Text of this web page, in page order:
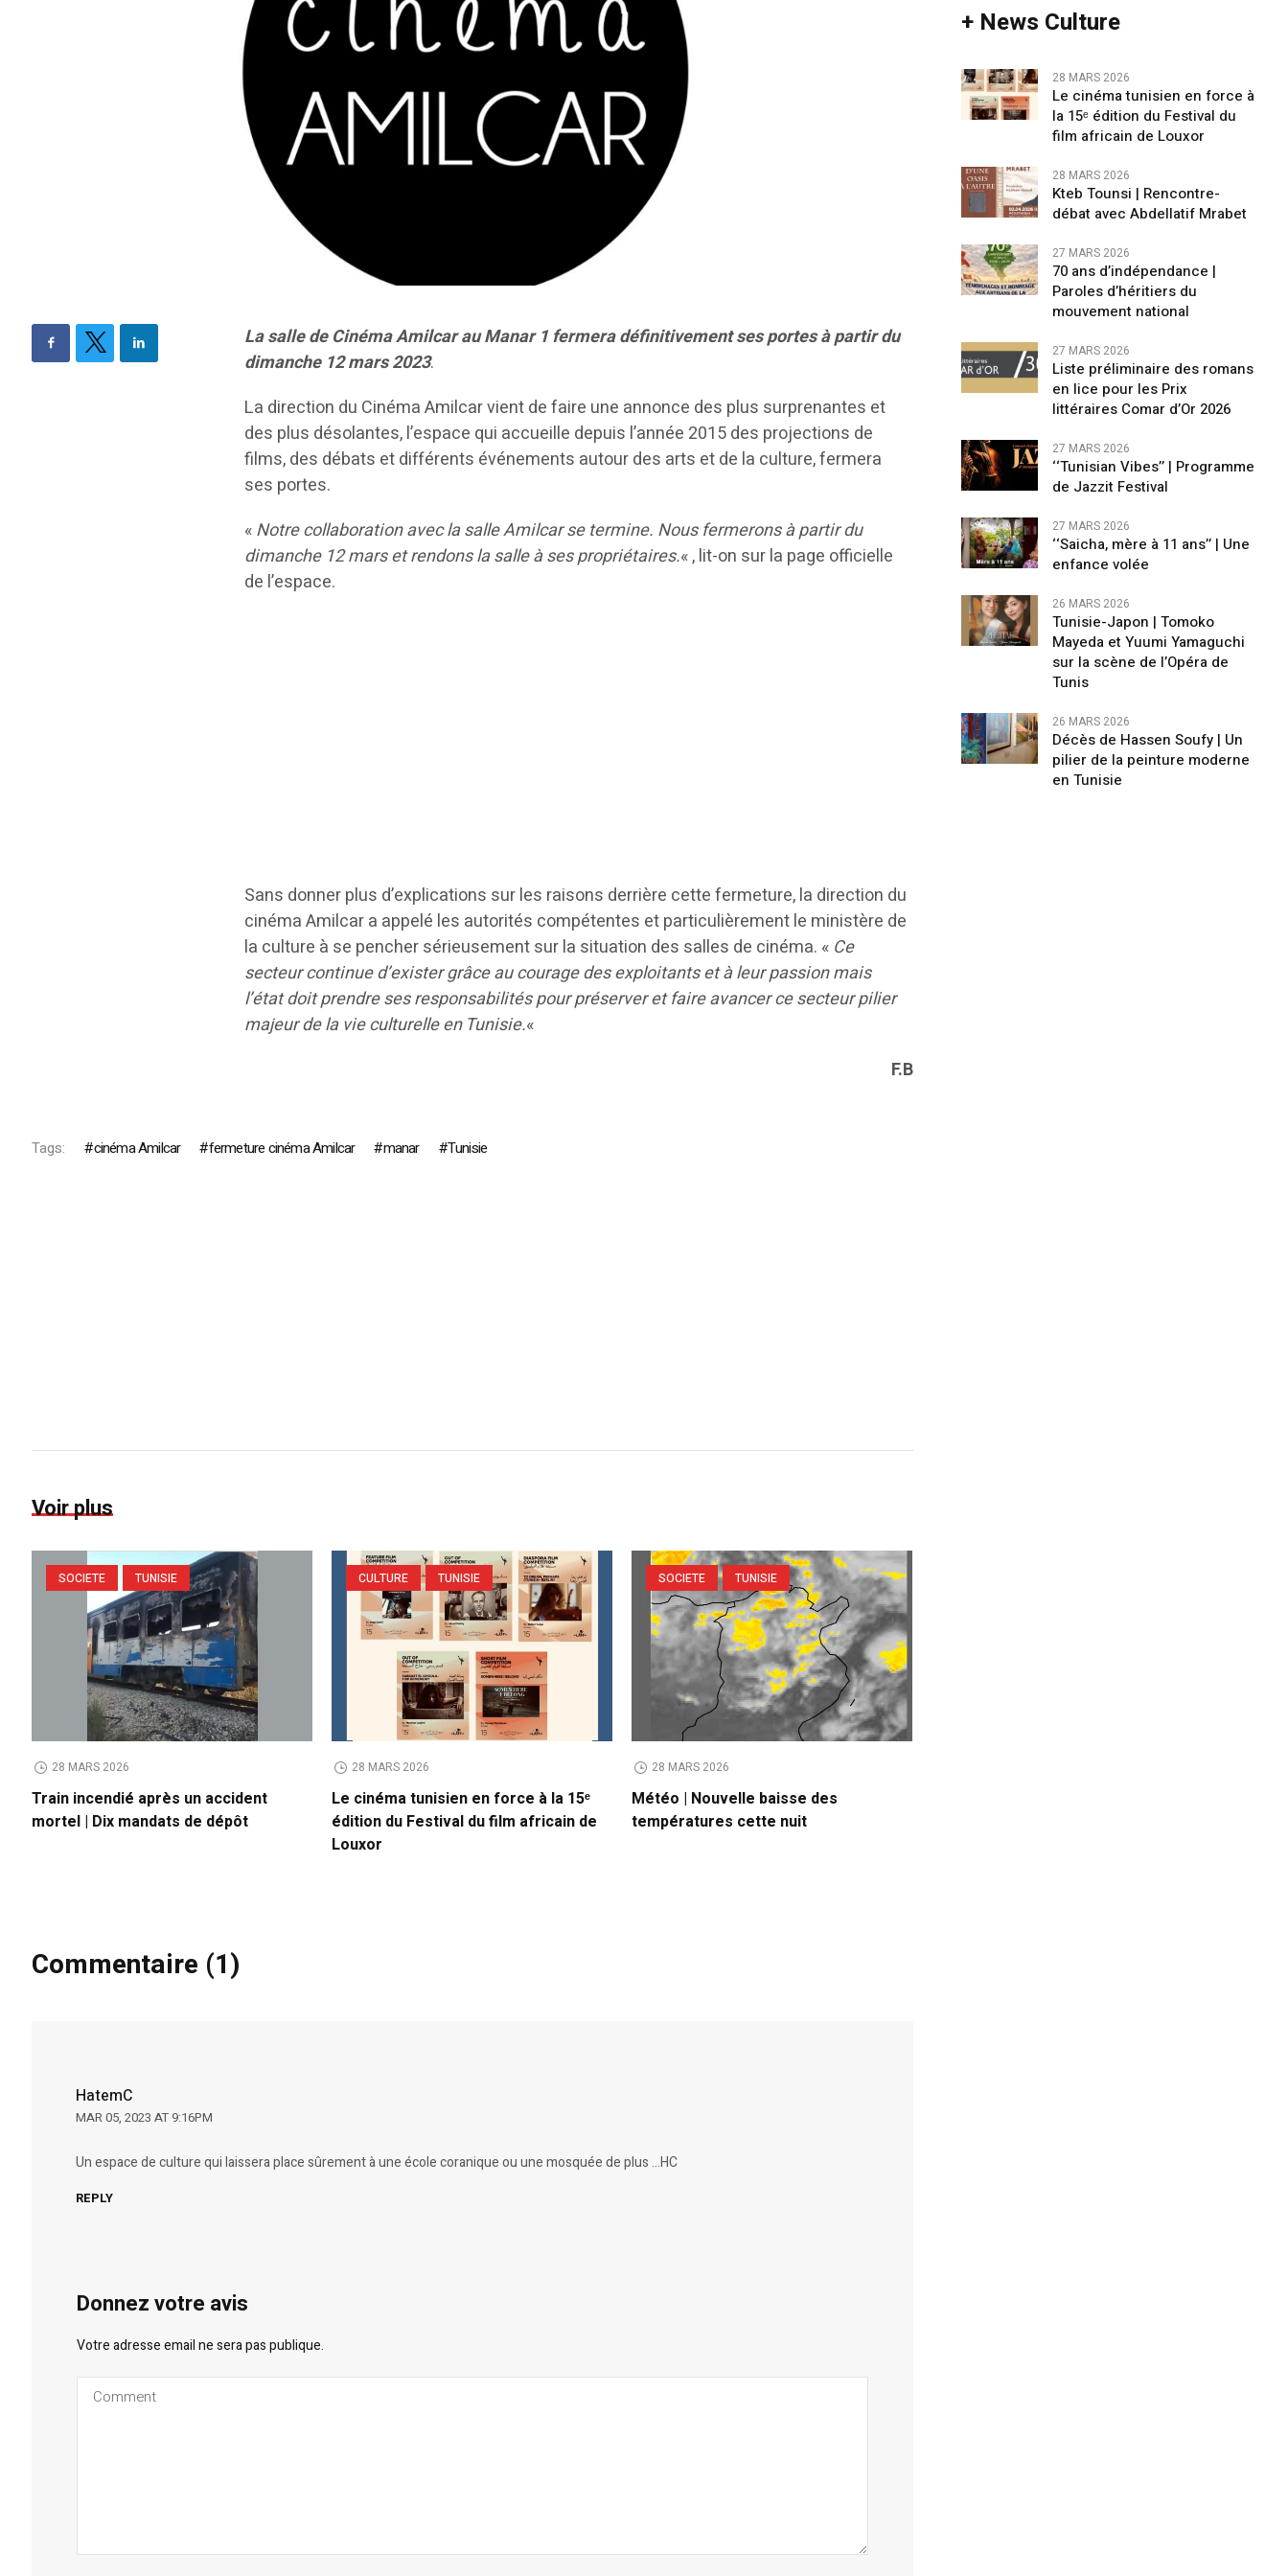
La salle de Cinéma Amilcar au Manar 1 fermera définitivement ses portes à partir du
dimanche 12 mars 2023.
La direction du Cinéma Amilcar vient de faire une annonce des plus surprenantes et
des plus désolantes, l’espace qui accueille depuis l’année 2015 des projections de
films, des débats et différents événements autour des arts et de la culture, fermera
ses portes.
«Notre collaboration avec la salle Amilcar se termine. Nous fermerons à partir du
dimanche 12 mars et rendons la salle à ses propriétaires.« , lit-on sur la page officielle
de l’espace.
Sans donner plus d’explications sur les raisons derrière cette fermeture, la direction du
cinéma Amilcar a appelé les autorités compétentes et particulièrement le ministère de
la culture à se pencher sérieusement sur la situation des salles de cinéma. « Ce
secteur continue d’exister grâce au courage des exploitants et à leur passion mais
l’état doit prendre ses responsabilités pour préserver et faire avancer ce secteur pilier
majeur de la vie culturelle en Tunisie.«
F.B
Tags: cinéma Amilcar fermeture cinéma Amilcar manar Tunisie
Voir plus
SOCIETE TUNISIE
28 MARS 2026
Train incendié après un accident
mortel | Dix mandats de dépôt
CULTURE TUNISIE
28 MARS 2026
Le cinéma tunisien en force à la 15ᵉ
édition du Festival du film africain de
Louxor
SOCIETE TUNISIE
28 MARS 2026
Météo | Nouvelle baisse des
températures cette nuit
Commentaire (1)
HatemC
MAR 05, 2023 AT 9:16PM
Un espace de culture qui laissera place sûrement à une école coranique ou une mosquée de plus …HC
REPLY
Donnez votre avis
Votre adresse email ne sera pas publique.
+ News Culture
28 MARS 2026
Le cinéma tunisien en force à
la 15ᵉ édition du Festival du
film africain de Louxor
28 MARS 2026
Kteb Tounsi | Rencontre-
débat avec Abdellatif Mrabet
27 MARS 2026
70 ans d’indépendance |
Paroles d’héritiers du
mouvement national
27 MARS 2026
Liste préliminaire des romans
en lice pour les Prix
littéraires Comar d’Or 2026
27 MARS 2026
‘‘Tunisian Vibes’’ | Programme
de Jazzit Festival
27 MARS 2026
‘‘Saicha, mère à 11 ans’’ | Une
enfance volée
26 MARS 2026
Tunisie-Japon | Tomoko
Mayeda et Yuumi Yamaguchi
sur la scène de l’Opéra de
Tunis
26 MARS 2026
Décès de Hassen Soufy | Un
pilier de la peinture moderne
en Tunisie